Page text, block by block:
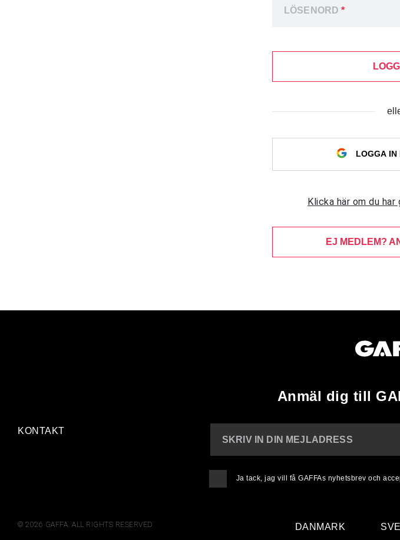
LÖSENORD*
LOGGA IN
Klicka här om du
EJ MEDLEM?
Anmäl dig till
KONTAKT
SKRIV IN DIN MEJLADRESS
Ja tack, jag vill få GAFFAs nyhetsbrev och
© 2026 GAFFA. ALL RIGHTS RESERVED DANMARK